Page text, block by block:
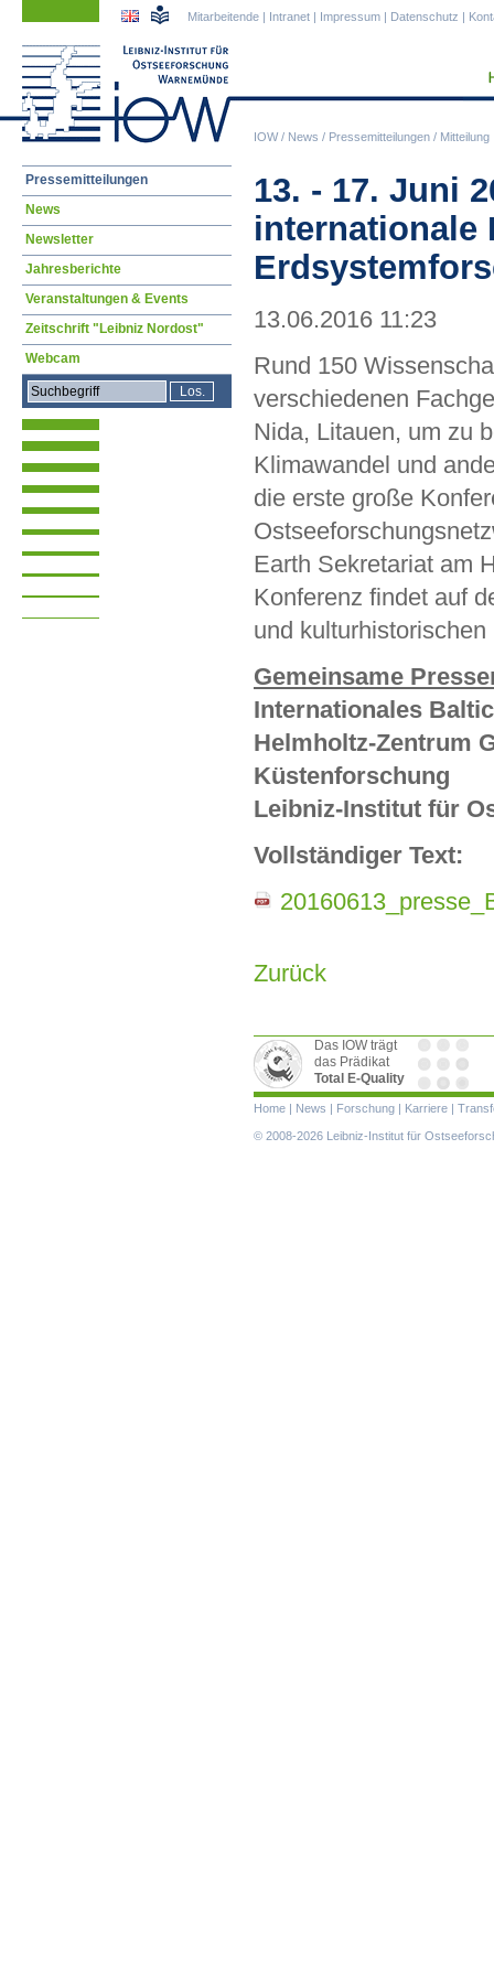
IOW/ News / Pressemitteilungen / Mitteilung
Mitarbeitende | Intranet | Impressum | Datenschutz |
13. - 17. Juni
internationale
13.06.2016 11:23
Rund 150
verschiedenen
Nida, Litauen, um zu
Klimawandel und
die erste große
Earth Sekretariat am
Konferenz findet auf
und
Gemeinsame
Internationales
Helmholtz-Zentrum
Küstenforschung
Leibniz-Institut für
Vollständiger Text:
Zurück
Navigation
Pressemitteilungen
News
Newsletter
Jahresberichte
Veranstaltungen & Events
Zeitschrift "Leibniz Nordost"
Webcam
Das IOW trägt
das Prädikat
Total E-Quality
Navigation
überspringen
Home | News | Forschung | Karriere |
© 2008-2026 Leibniz-Institut für